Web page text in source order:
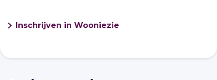
Inschrijven in Wooniezie